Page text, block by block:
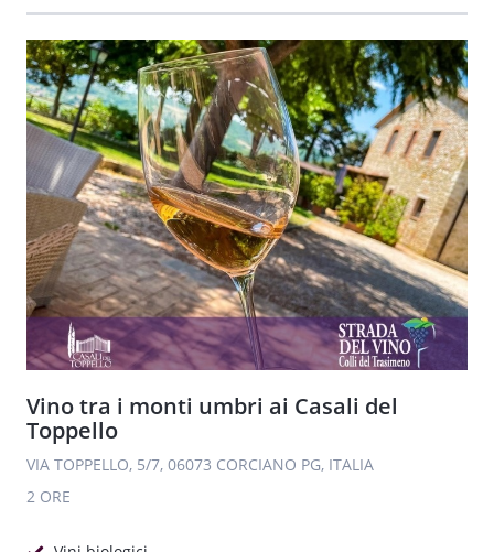
Vino tra i monti umbri ai Casali del
Toppello
VIA TOPPELLO, 5/7, 06073 CORCIANO PG, ITALIA
2 ORE